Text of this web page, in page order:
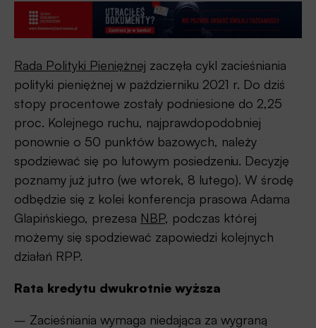
Rada Polityki Pieniężnej zaczęła cykl zacieśniania
polityki pieniężnej w październiku 2021 r. Do dziś
stopy procentowe zostały podniesione do 2,25
proc. Kolejnego ruchu, najprawdopodobniej
ponownie o 50 punktów bazowych, należy
spodziewać się po lutowym posiedzeniu. Decyzję
poznamy już jutro (we wtorek, 8 lutego). W środę
odbędzie się z kolei konferencja prasowa Adama
Glapińskiego, prezesa NBP, podczas której
możemy się spodziewać zapowiedzi kolejnych
działań RPP.
Rata kredytu dwukrotnie wyższa
– Zacieśniania wymaga niedająca za wygraną